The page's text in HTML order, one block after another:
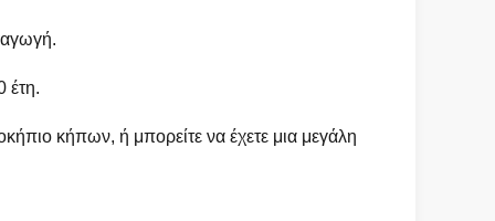
έτη.
κήπων, ή μπορείτε να έχετε μια μεγάλη